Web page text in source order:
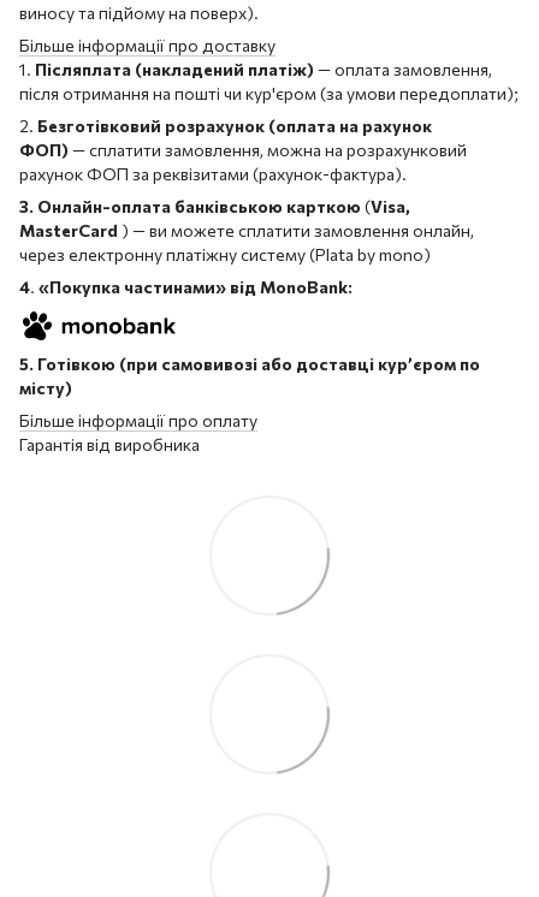
виносу та підйому на поверх).
Більше інформації про доставку
1. Післяплата (накладений платіж) — оплата замовлення,
після отримання на пошті чи кур'єром (за умови передоплати);
2. Безготівковий розрахунок (оплата на рахунок
ФОП) — сплатити замовлення, можна на розрахунковий
рахунок ФОП за реквізитами (рахунок-фактура).
3. Онлайн-оплата банківською карткою (Visa,
MasterCard ) — ви можете сплатити замовлення онлайн,
через електронну платіжну систему (Plata by mono)
4. «Покупка частинами» від MonoBank:
5. Готівкою (при самовивозі або доставці кур’єром по
місту)
Більше інформації про оплату
Гарантія від виробника